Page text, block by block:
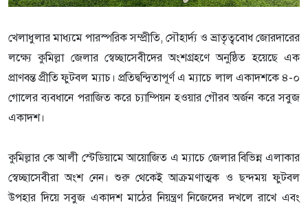
খেলাধুলার মাধ্যমে পারস্পরিক সম্প্রীতি, সৌহার্দ্য ও ভ্রাতৃত্ববোধ জোরদারের
লক্ষ্যে কুমিল্লা জেলার স্বেচ্ছাসেবীদের অংশগ্রহণে অনুষ্ঠিত হয়েছে এক
প্রাণবন্ত প্রীতি ফুটবল ম্যাচ। প্রতিদ্বন্দ্বিতাপূর্ণ এ ম্যাচে লাল একাদশকে ৪-০
গোলের ব্যবধানে পরাজিত করে চ্যাম্পিয়ন হওয়ার গৌরব অর্জন করে সবুজ
একাদশ।
কুমিল্লার কে আলী স্টেডিয়ামে আয়োজিত এ ম্যাচে জেলার বিভিন্ন এলাকার
স্বেচ্ছাসেবীরা অংশ নেন। শুরু থেকেই আক্রমণাত্মক ও ছন্দময় ফুটবল
উপহার দিয়ে সবুজ একাদশ মাঠের নিয়ন্ত্রণ নিজেদের দখলে রাখে এবং